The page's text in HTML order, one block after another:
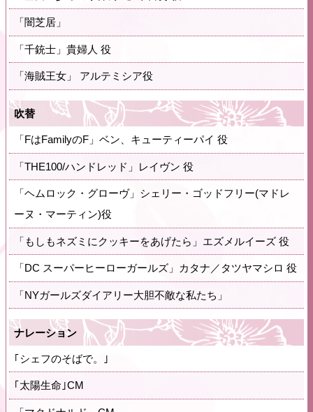
「闇芝居」
「千銃士」貴婦人 役
「海賊王女」 アルテミシア役
吹替
「FはFamilyのF」ベン、キューティーパイ 役
「THE100/ハンドレッド」レイヴン 役
「ヘムロック・グローヴ」シェリー・ゴッドフリー(マドレ
ーヌ・マーティン)役
「もしもネズミにクッキーをあげたら」エズメルイーズ 役
「DC スーパーヒーローガールズ」カタナ／タツヤマシロ 役
「NYガールズダイアリー大胆不敵な私たち」
ナレーション
｢シェフのそばで。｣
｢太陽生命｣CM